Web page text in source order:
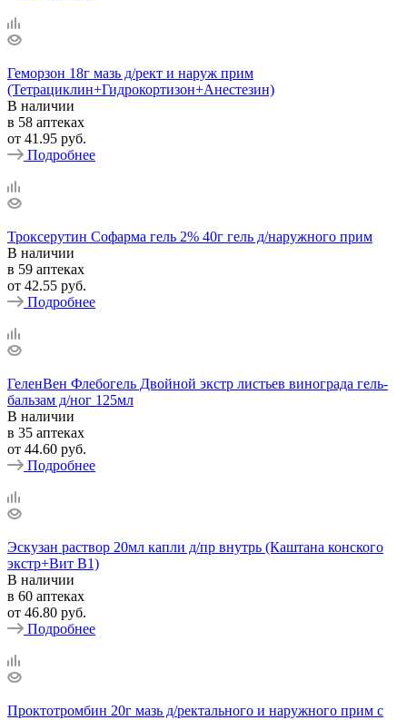
Геморзон 18г мазь д/рект и наруж прим
(Тетрациклин+Гидрокортизон+Анестезин)
В наличии
в 58 аптеках
от 41.95 руб.
Подробнее
Троксерутин Софарма гель 2% 40г гель д/наружного прим
В наличии
в 59 аптеках
от 42.55 руб.
Подробнее
ГеленВен Флебогель Двойной экстр листьев винограда гель-
бальзам д/ног 125мл
В наличии
в 35 аптеках
от 44.60 руб.
Подробнее
Эскузан раствор 20мл капли д/пр внутрь (Каштана конского
экстр+Вит В1)
В наличии
в 60 аптеках
от 46.80 руб.
Подробнее
Проктотромбин 20г мазь д/ректального и наружного прим с